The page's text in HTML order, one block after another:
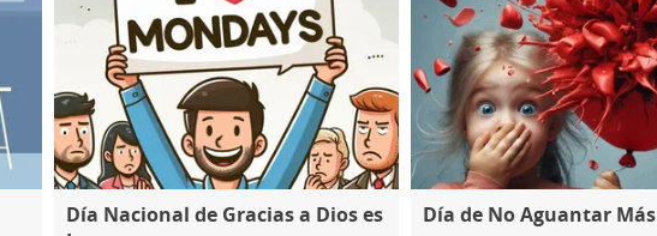
Día Nacional de Gracias a Dios es
Día de No Aguantar Más